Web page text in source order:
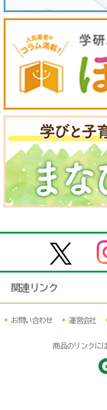
関連リンク
お問い合わせ 運営会社
商品のリンクに